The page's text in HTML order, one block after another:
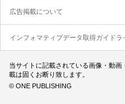
広告掲載について
インフォマティブデータ取得ガイドラ
当サイトに記載されている画像・動
載は固くお断り致します。
© ONE PUBLISHING